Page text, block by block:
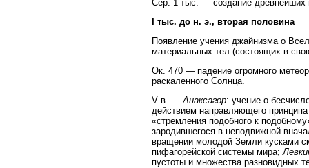
Сер. 1 тыс. — создание древнейших
I тыс. до н. э., вторая половина
Появление учения джайнизма о
материальных тел (состоящих в
Ок. 470 — падение огромного
раскаленного Солнца.
V в. — Анаксагор: учение о
действием направляющего
«стремления подобного к
зародившегося в неподвижной
вращении молодой Земли кусками
пифагорейской системы мира;
пустоты и множества разновидных